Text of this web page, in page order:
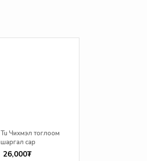
Tu Чихмэл тоглоом
шаргал сар
26,000₮